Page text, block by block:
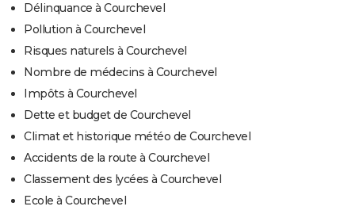
Délinquance à Courchevel
Pollution à Courchevel
Risques naturels à Courchevel
Nombre de médecins à Courchevel
Impôts à Courchevel
Dette et budget de Courchevel
Climat et historique météo de Courchevel
Accidents de la route à Courchevel
Classement des lycées à Courchevel
Ecole à Courchevel